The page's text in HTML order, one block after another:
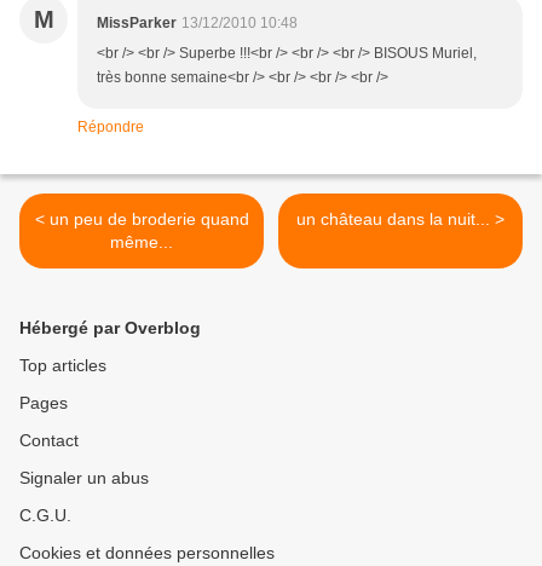
M MissParker 13/12/2010 10:48
<br /> <br /> Superbe !!!<br /> <br /> <br /> BISOUS Muriel,
très bonne semaine<br /> <br /> <br /> <br />
Répondre
< un peu de broderie quand
même...
un château dans la nuit... >
Hébergé par Overblog
Top articles
Pages
Contact
Signaler un abus
C.G.U.
Cookies et données personnelles